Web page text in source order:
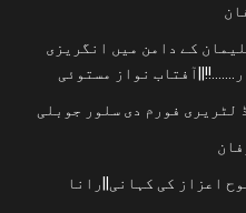
کے دامن میں انگریزی
نواز مستوئی
لٹریری فورم دی سلور جوبلی
اعزاز کی کہانی||رانا